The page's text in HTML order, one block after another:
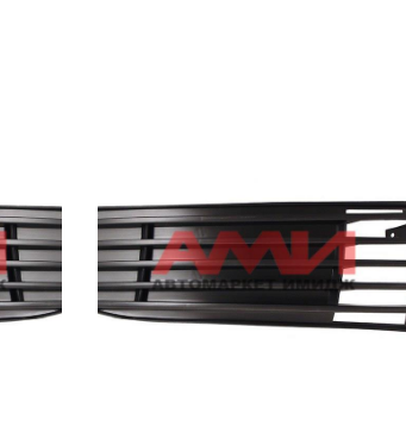
БЫСТРЫЙ ПРОСМОТР